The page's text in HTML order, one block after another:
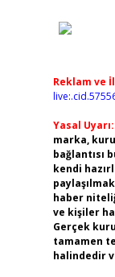
Reklam ve
Yasal Uyarı:
marka,
bağlantısı
kendi
haber
ve kişiler
Gerçek
tamamen
halindedir